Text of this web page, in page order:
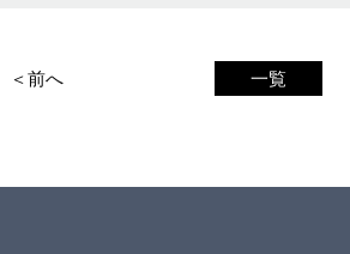
一覧
＜前へ